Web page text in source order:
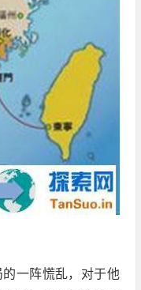
一阵慌乱，对于他